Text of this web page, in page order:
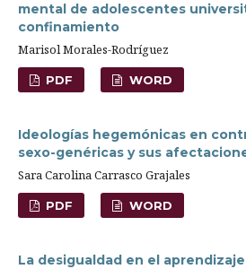
mental de adolescentes
confinamiento
Marisol Morales-Rodríguez
PDF WORD
Ideologías hegemónicas en
sexo-genéricas y sus
Sara Carolina Carrasco Grajales
PDF WORD
La desigualdad en el